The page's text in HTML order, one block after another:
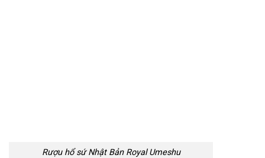
Rượu hổ sứ Nhật Bản Royal Umeshu